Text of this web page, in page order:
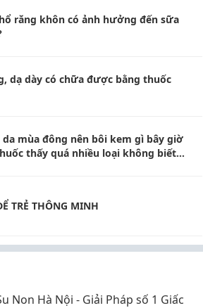
răng khôn có ảnh hưởng đến sữa
dạ dày có chữa được bằng thuốc
da mùa đông nên bôi kem gì bây giờ
thấy quá nhiều loại không biết
TRẺ THÔNG MINH
Non Hà Nội - Giải Pháp số 1 Giấc